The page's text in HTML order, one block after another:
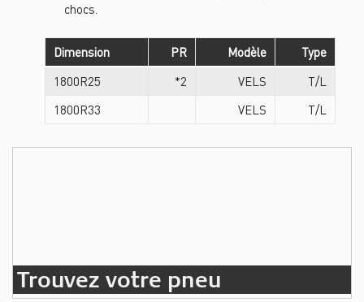
Trouvez votre pneu
chocs.
Dimension PR Modèle
Type
1800R25
*2 VELS
T/L
1800R33
VELS T/L